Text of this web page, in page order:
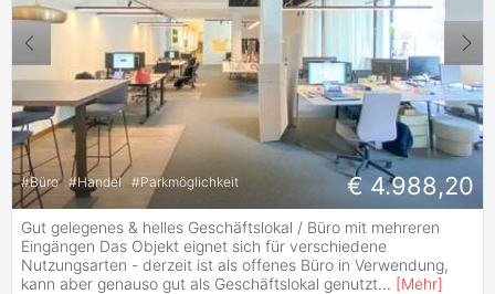
#Büro #Handel #Parkmöglichkeit € 4.988,20
Gut gelegenes & helles Geschäftslokal / Büro mit mehreren
Eingängen Das Objekt eignet sich für verschiedene
Nutzungsarten - derzeit ist als offenes Büro in Verwendung,
kann aber genauso gut als Geschäftslokal genutzt... [Mehr]